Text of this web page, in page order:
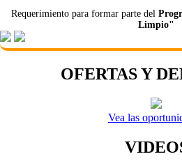
Requerimiento para formar parte del
Limpio"
OFERTAS Y
Vea las